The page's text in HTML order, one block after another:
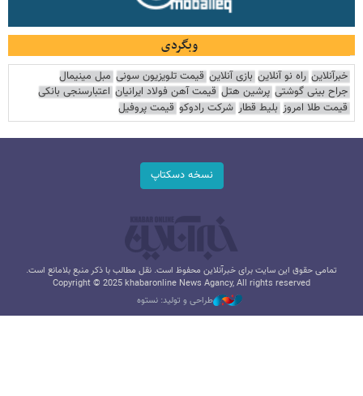
وبگردی
خبرآنلاین راه نو آنلاین بازی آنلاین قیمت تلویزیون سونی مبل مینیمال
جراح بینی گوشتی پرشین هتل قیمت آهن فولاد ایرانیان اعتبارسنجی بانکی
قیمت طلا امروز بلیط قطار شرکت رادوکو قیمت پروفیل
نسخه دسکتاپ
تمامی حقوق این سایت برای خبرآنلاین محفوظ است. نقل مطالب با ذکر منبع بلامانع است.
Copyright © 2025 khabaronline News Agancy, All rights reserved
طراحی و تولید: نستوه